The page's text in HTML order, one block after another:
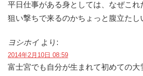
平日仕事がある身としては、なぜこれ
狙い撃ちで来るのかちょっと腹立たし
ヨシホイ より:
2014年2月10日 08:59
富士宮でも自分が生まれて初めての大